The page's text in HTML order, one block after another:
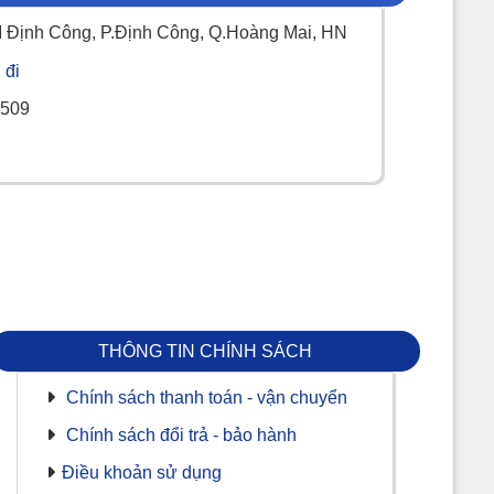
có thể sử dụng thiết bị trong thời gian dài mà không
Đây cũng là yếu tố được nhiều người tiêu dùng cân
trở lên, máy chiếu có thể đáp ứng tốt trong các
màn hình là yếu tố cần thiết.
này đặc biệt hữu ích cho những người thường
Định Công, P.Định Công, Q.Hoàng Mai, HN
đi
THÔNG TIN CHÍNH SÁCH
Chính sách thanh toán - vận chuyển
Chính sách đổi trả - bảo hành
Điều khoản sử dụng